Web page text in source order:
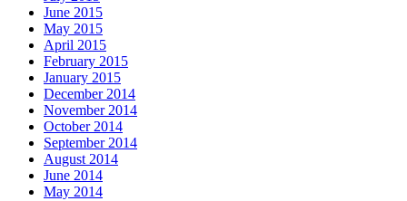
June 2015
May 2015
April 2015
February 2015
January 2015
December 2014
November 2014
October 2014
September 2014
August 2014
June 2014
May 2014